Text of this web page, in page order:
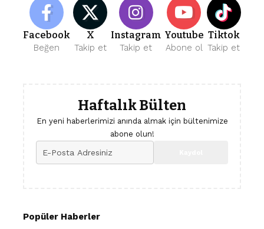
Facebook
Beğen
X
Takip et
Instagram
Takip et
Youtube
Abone ol
Tiktok
Takip et
Haftalık Bülten
En yeni haberlerimizi anında almak için bültenimize
abone olun!
Popüler Haberler